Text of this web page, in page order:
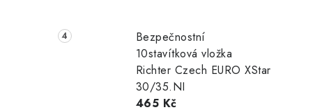
n
Bezpečnostní
10stavítková vložka
Richter Czech EURO XStar
30/35.NI
465 Kč